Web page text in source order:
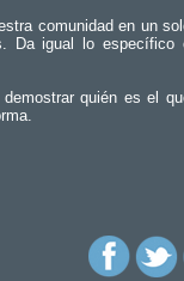
comunidad en un
Da igual lo específico
quién es el